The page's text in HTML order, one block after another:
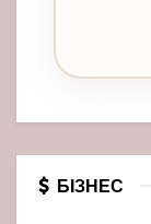
БІЗНЕС